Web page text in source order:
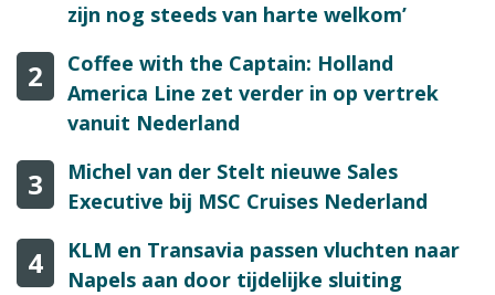
zijn nog steeds van harte welkom’
2
Coffee with the Captain: Holland
America Line zet verder in op vertrek
vanuit Nederland
3
Michel van der Stelt nieuwe Sales
Executive bij MSC Cruises Nederland
4
KLM en Transavia passen vluchten naar
Napels aan door tijdelijke sluiting